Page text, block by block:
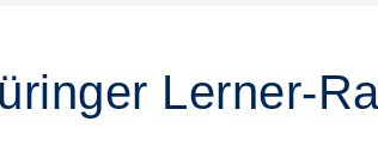
Lerner-